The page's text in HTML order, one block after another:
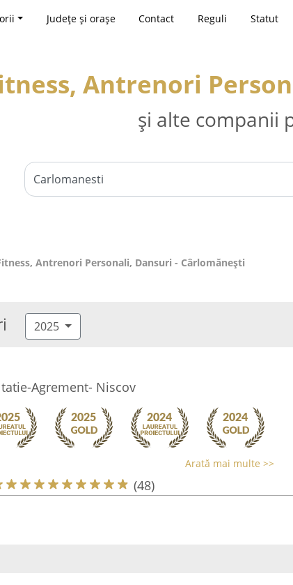
Județe și orașe Contact Reguli Statut
Antrenori
și alte companii
Antrenori Personali, Dansuri - Cârlomăneşti
2025
Agrement- Niscov
Arată mai multe >>
(48)